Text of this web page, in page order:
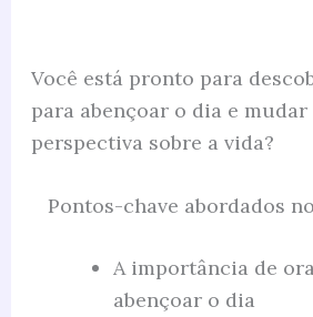
Você está pronto para
para abençoar o dia e mudar
perspectiva sobre a vida?
Pontos-chave abordados
A importância de
abençoar o dia